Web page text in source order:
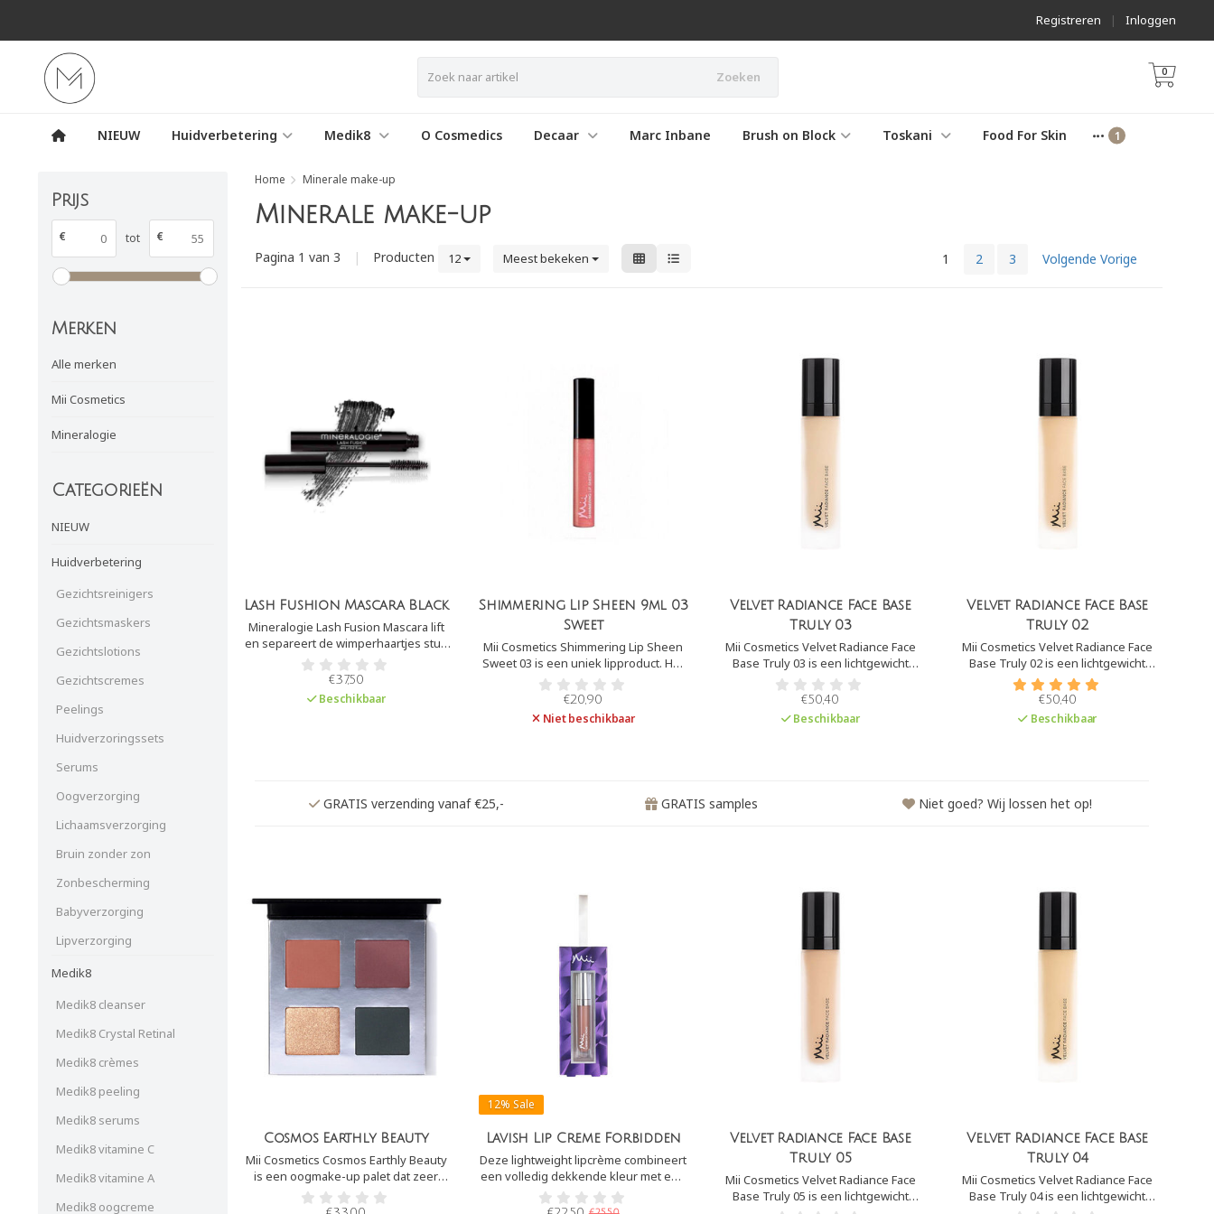
Inloggen
|
Registreren
Zoeken 0
NIEUW Huidverbetering Medik8 O Cosmedics Decaar Marc Inbane Brush on Block Toskani Food For Skin
Prijs
€ tot €
Merken
Alle merken
Mii Cosmetics
Mineralogie
Categorieën
NIEUW
Huidverbetering
Gezichtsreinigers
Gezichtsmaskers
Gezichtslotions
Gezichtscremes
Peelings
Huidverzoringssets
Serums
Oogverzorging
Lichaamsverzorging
Bruin zonder zon
Zonbescherming
Babyverzorging
Lipverzorging
Medik8
Medik8 cleanser
Medik8 Crystal Retinal
Medik8 crèmes
Medik8 peeling
Medik8 serums
Medik8 vitamine C
Medik8 vitamine A
Medik8 oogcreme
Home Minerale make-up
Minerale make-up
Pagina 1 van 3 | Producten 12 Meest bekeken 1 2 3 Volgende Vorige
Lash Fushion Mascara Black
Mineralogie Lash Fusion Mascara lift
en separeert de wimperhaartjes stuk
voor stuk, dit zorgt voor een prachtige
Fusion Mascara Black bedekt elke
wimper van de wortel tot aan de top,
€37,50
Beschikbaar
Shimmering Lip Sheen 9ml 03
Sweet
Mii Cosmetics Shimmering Lip Sheen
Sweet 03 is een uniek lipproduct. Het
biedt de ultieme combinatie van kleur
& glans door een mix van
pareldeeltjes die een 3D effect
opwekken
€20,90
Niet beschikbaar
Velvet Radiance Face Base
Truly 03
Mii Cosmetics Velvet Radiance Face
Base Truly 03 is een lichtgewicht
foundation op minerale basis die fijne
lijntjes verzacht en imperfecties
camoufleert. Het geeft een natuurlijke
glow aan de huid, zonder vette glans.
€50,40
Beschikbaar
Velvet Radiance Face Base
Truly 02
Mii Cosmetics Velvet Radiance Face
Base Truly 02 is een lichtgewicht
foundation op minerale basis die fijne
lijntjes verzacht en imperfecties
camoufleert. Het geeft een natuurlijke
glow aan de huid, zonder vette glans.
€50,40
Beschikbaar
GRATIS verzending vanaf €25,- GRATIS samples Niet goed? Wij lossen het op!
Cosmos Earthly Beauty
Mii Cosmetics Cosmos Earthly Beauty
is een oogmake-up palet dat zeer
gepigmenteerde en prachtig kleuren
bevat. Perfect om een stralende
12% Sale
Lavish Lip Creme Forbidden
Deze lightweight lipcrème combineert
een volledig dekkende kleur met een
glamoureuze glans en hydrateert en
verzacht de lippen, zonder afbreuk te
Velvet Radiance Face Base
Truly 05
Mii Cosmetics Velvet Radiance Face
Base Truly 05 is een lichtgewicht
Velvet Radiance Face Base
Truly 04
Mii Cosmetics Velvet Radiance Face
Base Truly 04 is een lichtgewicht